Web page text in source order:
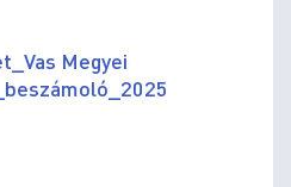
Megyei